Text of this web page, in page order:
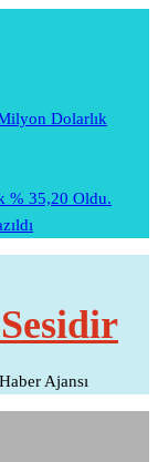
Dolarlık
% 35,20 Oldu.
Ajansı